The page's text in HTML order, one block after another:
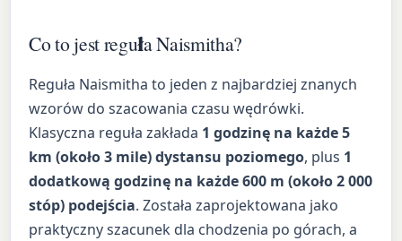
Co to jest reguła Naismitha?
Reguła Naismitha to jeden z najbardziej znanych
wzorów do szacowania czasu wędrówki.
Klasyczna reguła zakłada 1 godzinę na każde 5
km (około 3 mile) dystansu poziomego, plus 1
dodatkową godzinę na każde 600 m (około 2 000
stóp) podejścia. Została zaprojektowana jako
praktyczny szacunek dla chodzenia po górach, a